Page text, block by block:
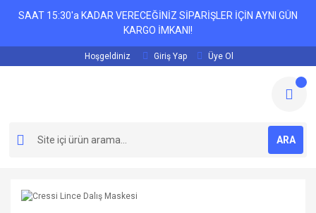
SAAT 15:30'a KADAR VERECEĞİNİZ SİPARİŞLER İÇİN AYNI GÜN
KARGO İMKANI!
Hoşgeldiniz Giriş Yap Üye Ol
ARA